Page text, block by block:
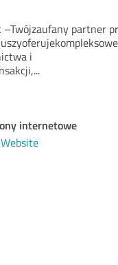
partner
i
...
internetowe
Website